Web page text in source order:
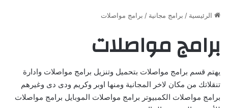
الرئيسية / برامج مجانية / برامج مواصلات
برامج مواصلات
يهتم قسم برامج مواصلات بتحميل وتنزيل برامج مواصلات وادارة
تنقلاتك من مكان لاخر المجانية ومنها اوبر وكريم ودى دى وغيرهم
برامج مواصلات الكمبيوتر برامج مواصلات الموبايل برامج مواصلات